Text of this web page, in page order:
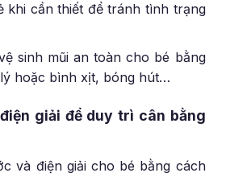
khi cần thiết để tránh tình trạng
sinh mũi an toàn cho bé bằng
hoặc bình xịt, bóng hút…
giải để duy trì cân bằng
và điện giải cho bé bằng cách